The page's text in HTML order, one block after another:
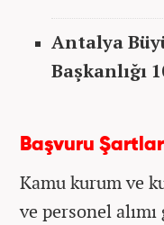
Antalya
Başkanlığı
Başvuru
Kamu kurum ve
ve personel